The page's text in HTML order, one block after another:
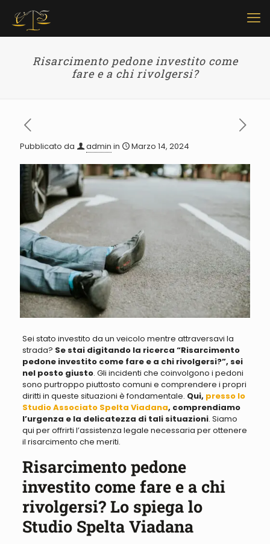
Risarcimento pedone investito come
fare e a chi rivolgersi?
Pubblicato da admin in Marzo 14, 2024
Sei stato investito da un veicolo mentre attraversavi la
strada? Se stai digitando la ricerca “Risarcimento
pedone investito come fare e a chi rivolgersi?”, sei
nel posto giusto. Gli incidenti che coinvolgono i pedoni
sono purtroppo piuttosto comuni e comprendere i propri
diritti in queste situazioni è fondamentale. Qui, presso lo
Studio Associato Spelta Viadana, comprendiamo
l’urgenza e la delicatezza di tali situazioni. Siamo
qui per offrirti l’assistenza legale necessaria per ottenere
il risarcimento che meriti.
Risarcimento pedone
investito come fare e a chi
rivolgersi? Lo spiega lo
Studio Spelta Viadana